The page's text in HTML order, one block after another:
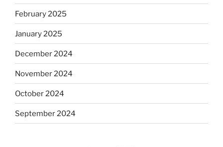
February 2025
January 2025
December 2024
November 2024
October 2024
September 2024